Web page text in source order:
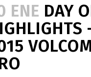
ENE DAY